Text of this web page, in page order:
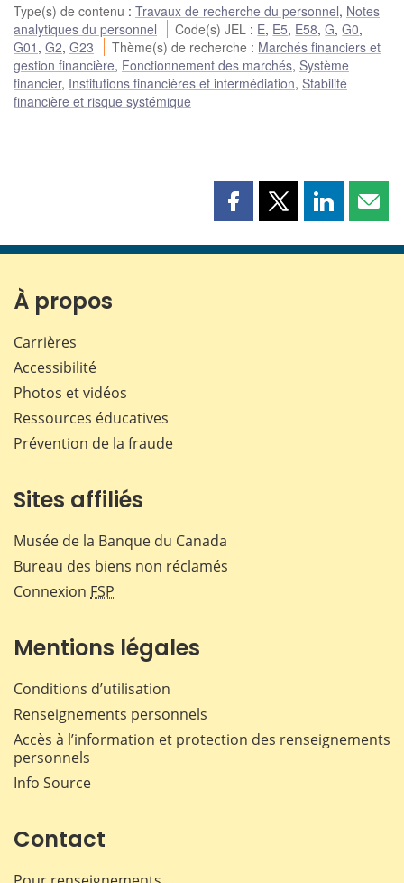
Type(s) de contenu : Travaux de recherche du personnel, Notes
analytiques du personnel
Code(s) JEL : E, E5, E58,G,G0,
G01 , G2, G23 Thème(s) de recherche : Marchés financiers et
gestion financière, Fonctionnement des marchés, Système
financier, Institutions financières et intermédiation, Stabilité
financière et risque systémique
Partager
page
Partager
page
Partager
page page
À propos
Carrières
Accessibilité
Photos et vidéos
Ressources éducatives
Prévention de la fraude
Sites affiliés
Musée de la Banque du Canada
Bureau des biens non réclamés
Connexion FSP
Mentions légales
Conditions d’utilisation
Renseignements personnels
Accès à l’information et protection des renseignements
personnels
Info Source
Contact